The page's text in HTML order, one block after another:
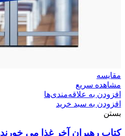
مقایسه
مشاهده سریع
افزودن به علاقه‌مندی‌ها
افزودن به سبد خرید
بستن
کتاب رهبران آخر غذا می خورند